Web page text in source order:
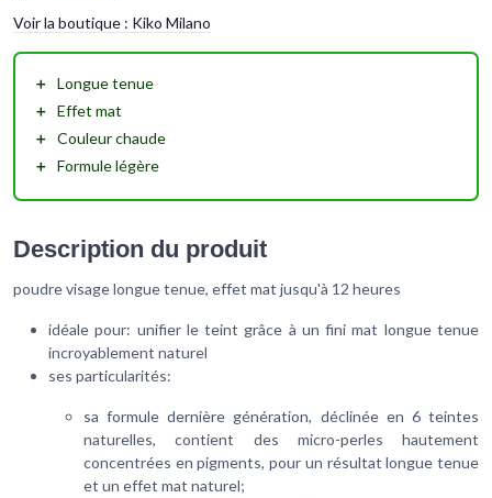
Voir la boutique : Kiko Milano
＋ Longue tenue
＋ Effet mat
＋ Couleur chaude
＋ Formule légère
Description du produit
poudre visage longue tenue, effet mat jusqu'à 12 heures
idéale pour: unifier le teint grâce à un fini mat longue tenue
incroyablement naturel
ses particularités:
sa formule dernière génération, déclinée en 6 teintes
naturelles, contient des micro-perles hautement
concentrées en pigments, pour un résultat longue tenue
et un effet mat naturel;